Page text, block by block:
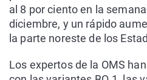
al 8 por ciento en la
diciembre, y un rápido
la parte noreste de los
Los expertos de la OMS